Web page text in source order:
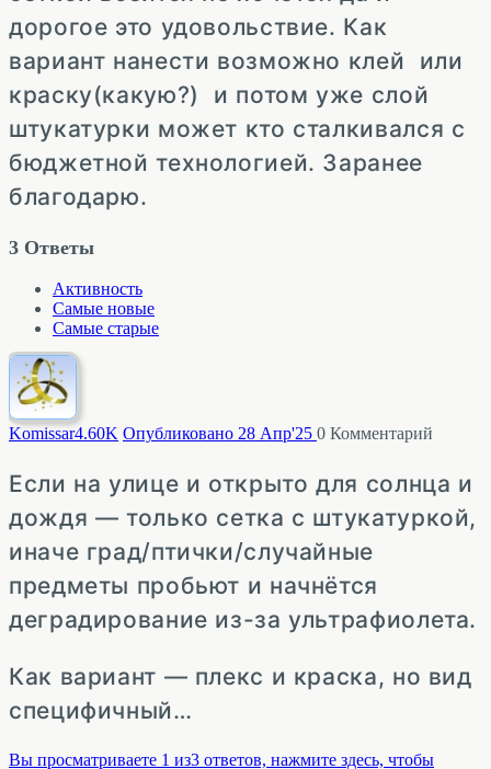
дорогое это удовольствие. Как
вариант нанести возможно клей или
краску(какую?) и потом уже слой
штукатурки может кто сталкивался с
бюджетной технологией. Заранее
благодарю.
3 Ответы
Активность
Самые новые
Самые старые
Komissar4.60K Опубликовано 28 Апр'25 0 Комментарий
Если на улице и открыто для солнца и
дождя — только сетка с штукатуркой,
иначе град/птички/случайные
предметы пробьют и начнётся
деградирование из-за ультрафиолета.
Как вариант — плекс и краска, но вид
специфичный…
Вы просматриваете 1 из3 ответов, нажмите здесь, чтобы